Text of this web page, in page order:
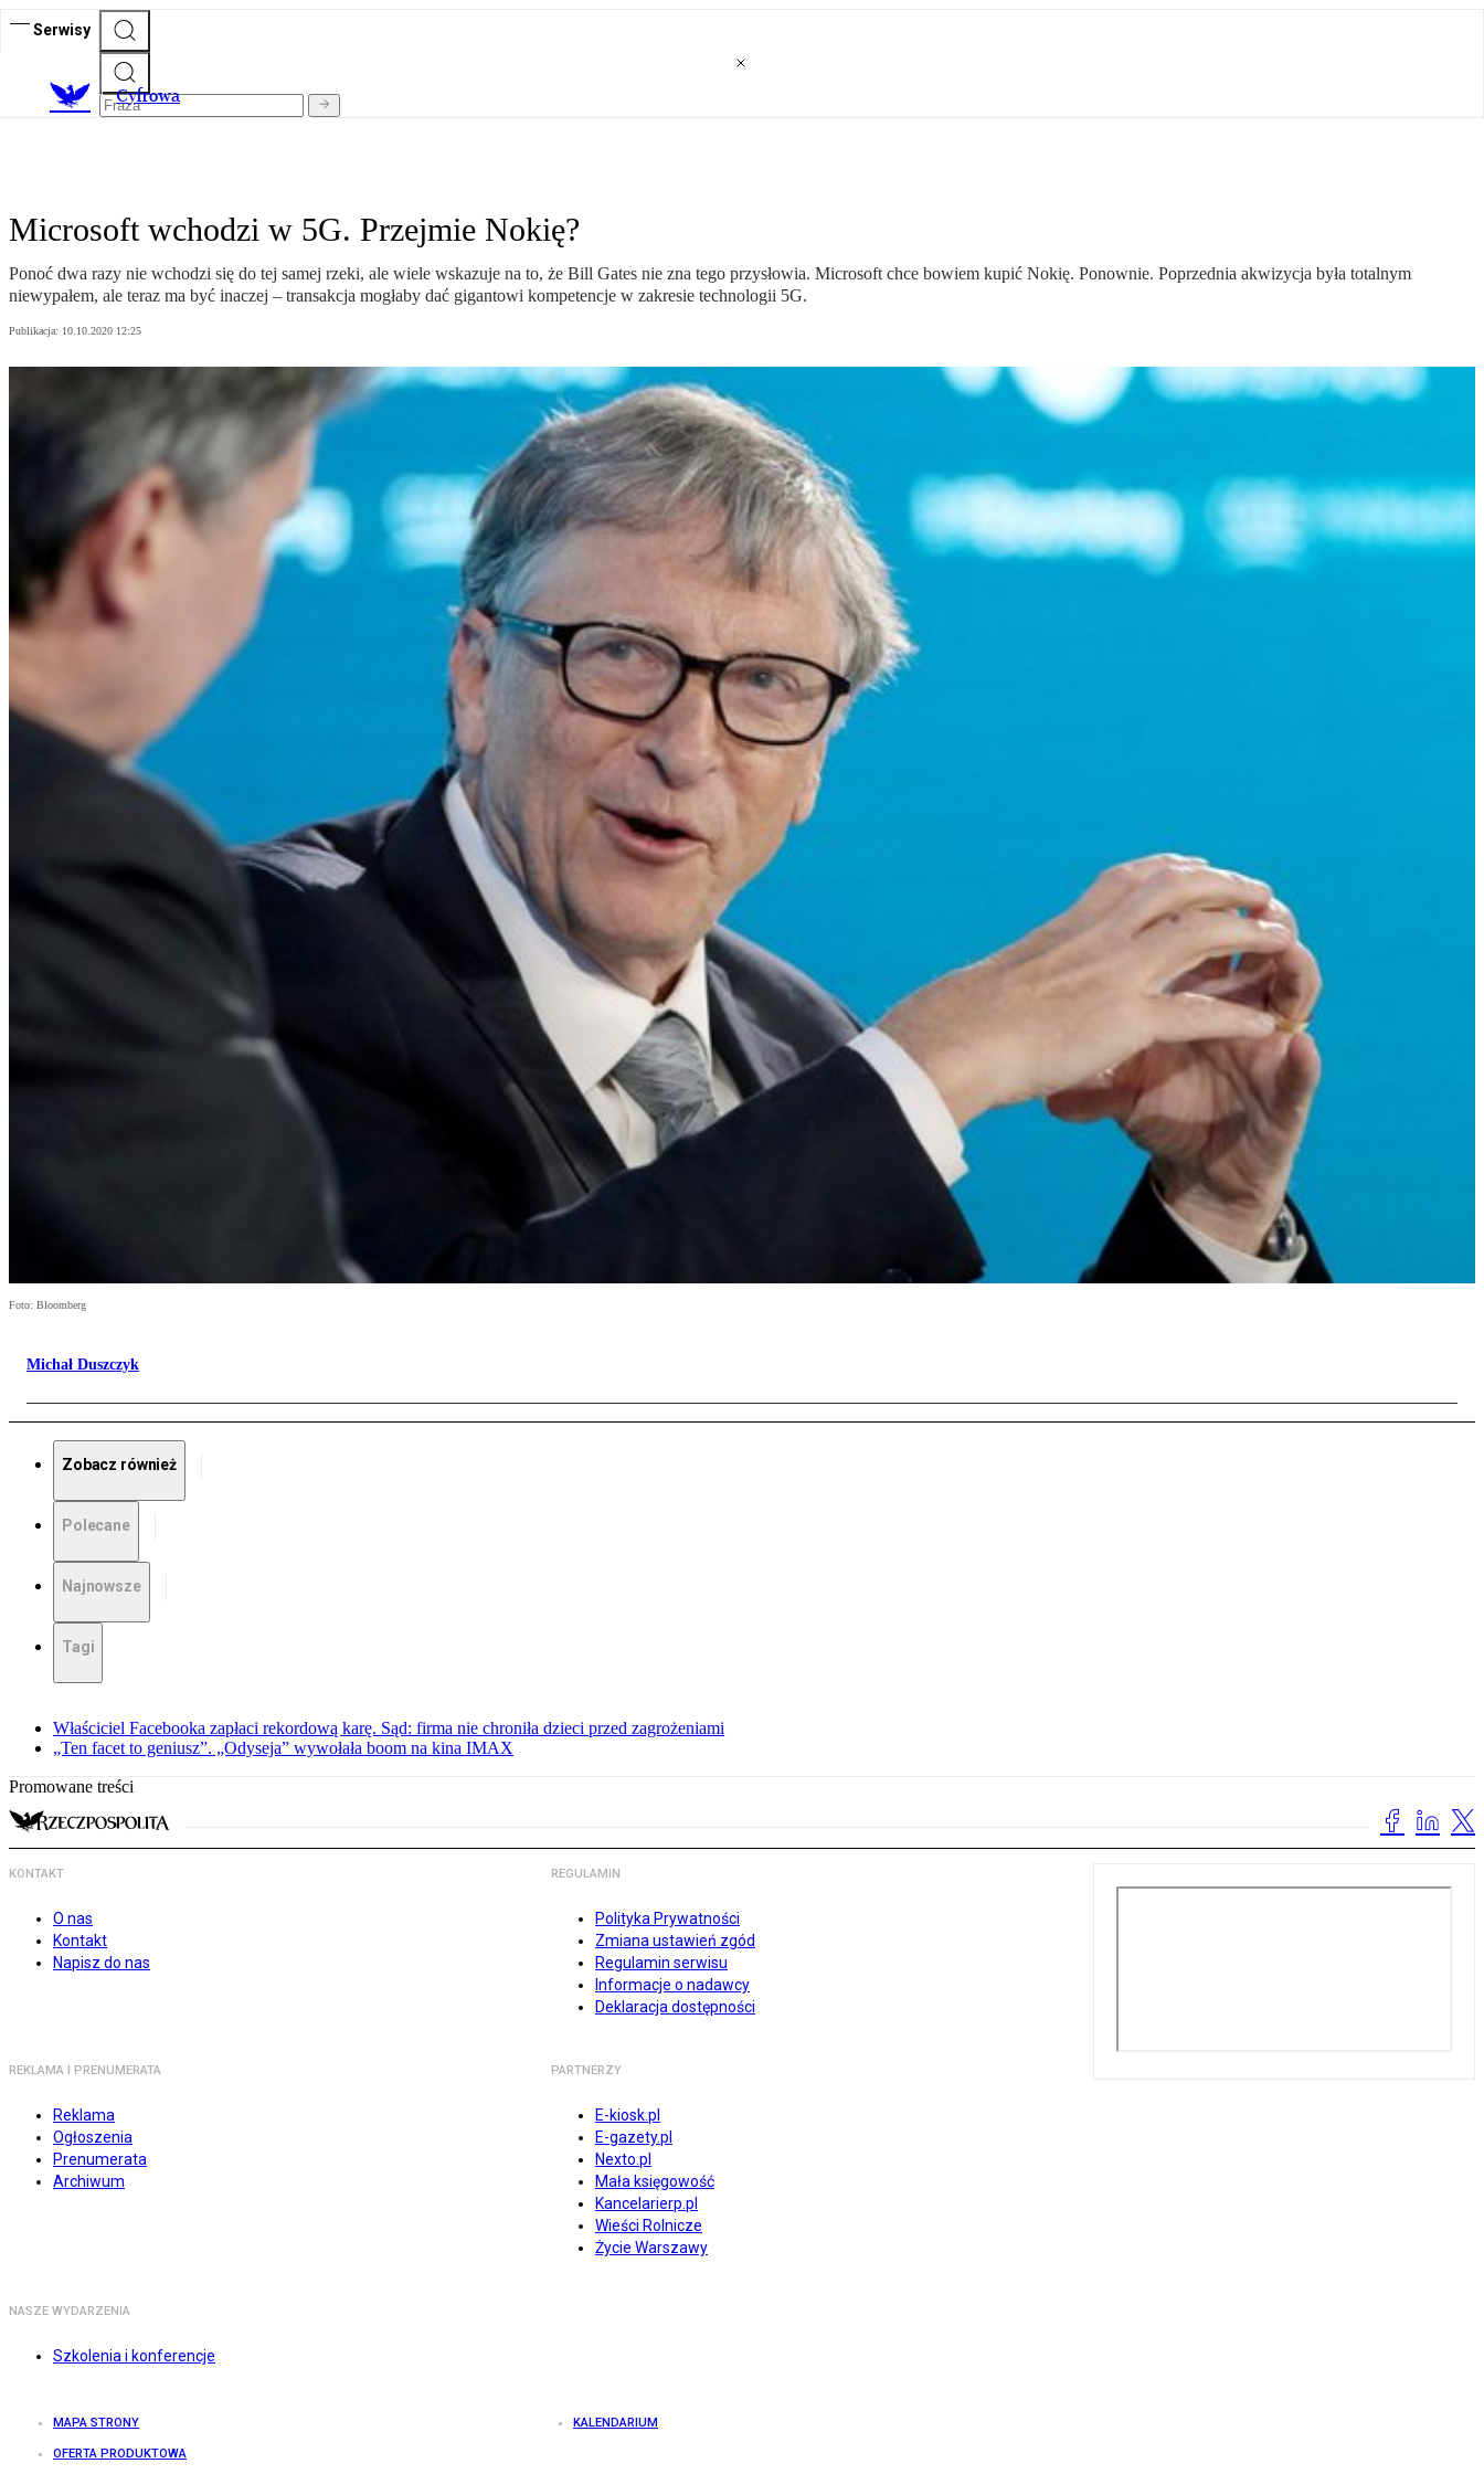
Serwisy
Cyfrowa
Microsoft wchodzi w 5G. Przejmie Nokię?
Ponoć dwa razy nie wchodzi się do tej samej rzeki, ale wiele wskazuje na to, że Bill Gates nie zna tego przysłowia. Microsoft chce bowiem kupić Nokię. Ponownie. Poprzednia akwizycja była totalnym
niewypałem, ale teraz ma być inaczej – transakcja mogłaby dać gigantowi kompetencje w zakresie technologii 5G.
Publikacja: 10.10.2020 12:25
Foto: Bloomberg
Michał Duszczyk
Zobacz również
Polecane
Najnowsze
Tagi
Właściciel Facebooka zapłaci rekordową karę. Sąd: firma nie chroniła dzieci przed zagrożeniami
„Ten facet to geniusz”. „Odyseja” wywołała boom na kina IMAX
Promowane treści
KONTAKT
O nas
Kontakt
Napisz do nas
REGULAMIN
Polityka Prywatności
Zmiana ustawień zgód
Regulamin serwisu
Informacje o nadawcy
Deklaracja dostępności
REKLAMA I PRENUMERATA
Reklama
Ogłoszenia
Prenumerata
Archiwum
PARTNERZY
E-kiosk.pl
E-gazety.pl
Nexto.pl
Mała księgowość
Kancelarierp.pl
Wieści Rolnicze
Życie Warszawy
NASZE WYDARZENIA
Szkolenia i konferencje
MAPA STRONY KALENDARIUM
OFERTA PRODUKTOWA